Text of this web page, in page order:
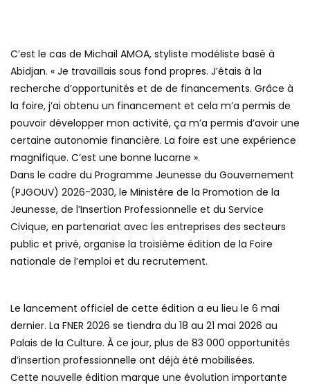
C’est le cas de Michail AMOA, styliste modéliste basé à
Abidjan. « Je travaillais sous fond propres. J’étais à la
recherche d’opportunités et de de financements. Grâce à
la foire, j’ai obtenu un financement et cela m’a permis de
pouvoir développer mon activité, ça m’a permis d’avoir une
certaine autonomie financière. La foire est une expérience
magnifique. C’est une bonne lucarne ».
Dans le cadre du Programme Jeunesse du Gouvernement
(PJGOUV) 2026-2030, le Ministère de la Promotion de la
Jeunesse, de l’Insertion Professionnelle et du Service
Civique, en partenariat avec les entreprises des secteurs
public et privé, organise la troisième édition de la Foire
nationale de l’emploi et du recrutement.
Le lancement officiel de cette édition a eu lieu le 6 mai
dernier. La FNER 2026 se tiendra du 18 au 21 mai 2026 au
Palais de la Culture. À ce jour, plus de 83 000 opportunités
d’insertion professionnelle ont déjà été mobilisées.
Cette nouvelle édition marque une évolution importante